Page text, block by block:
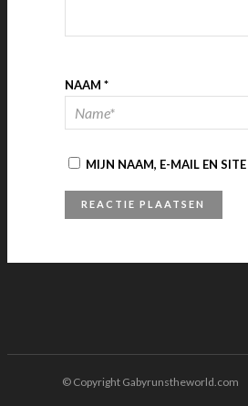
NAAM *
MIJN NAAM, E-MAIL EN
© Copyright Gabyrunstheworld.com